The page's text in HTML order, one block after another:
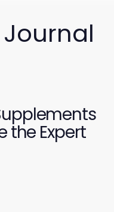
Journal
the Expert